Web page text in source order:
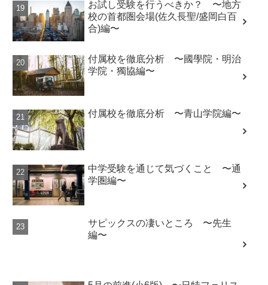
お試し受験を行うべきか？ 〜地方
校の首都圏会場(佐久長聖/盛岡白百
合)編〜
付属校を徹底分析 〜國學院・明治
学院・獨協編〜
付属校を徹底分析 〜青山学院編〜
中学受験を通じて気づくこと 〜通
学圏編〜
サピックスの凄いところ 〜先生
編〜